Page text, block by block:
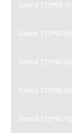
Grand 125*90
Grand 125*90
Grand 125*90
Grand 125*90
Grand 125*90